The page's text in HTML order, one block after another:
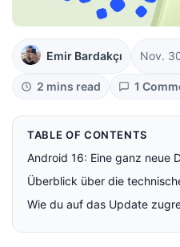
Emir Bardakçı Nov.
2 mins read 1
TABLE OF CONTENTS
Android 16: Eine ganz neue
Überblick über die
Wie du auf das Update